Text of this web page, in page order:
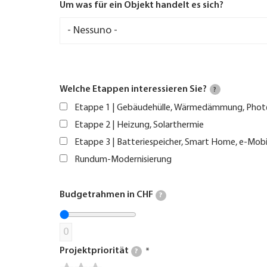
Um was für ein Objekt handelt es sich?
Welche Etappen interessieren Sie? ?
Etappe 1 | Gebäudehülle, Wärmedämmung,
Etappe 2 | Heizung, Solarthermie
Etappe 3 | Batteriespeicher, Smart Home, e-
Rundum-Modernisierung
Budgetrahmen in CHF ?
0
Projektpriorität ?